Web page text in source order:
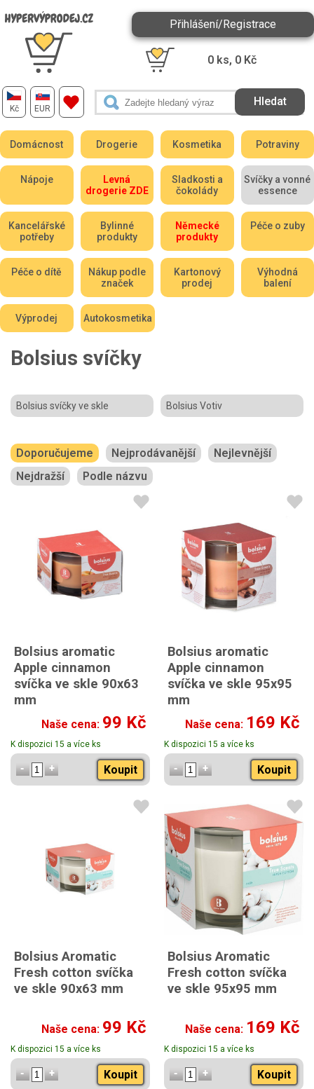
Kč EUR
Přihlášení/Registrace
0 ks, 0 Kč
Domácnost Drogerie Kosmetika Potraviny
Nápoje
Levná
drogerie ZDE
Sladkosti a
čokolády
Svíčky a vonné
essence
Kancelářské
potřeby
Bylinné
produkty
Německé
produkty
Péče o zuby
Péče o dítě
Nákup podle
značek
Kartonový
prodej
Výhodná
balení
Výprodej Autokosmetika
Bolsius svíčky
Bolsius svíčky ve skle Bolsius Votiv
Doporučujeme Nejprodávanější
Nejlevnější
Nejdražší
Podle názvu
Bolsius aromatic
Apple cinnamon
svíčka ve skle 90x63
mm
Naše cena: 99 Kč
K dispozici 15 a více ks
Koupit
Bolsius aromatic
Apple cinnamon
svíčka ve skle 95x95
mm
Naše cena: 169 Kč
K dispozici 15 a více ks
Koupit
Bolsius Aromatic
Fresh cotton svíčka
ve skle 90x63 mm
Naše cena: 99 Kč
K dispozici 15 a více ks
Koupit
Bolsius Aromatic
Fresh cotton svíčka
ve skle 95x95 mm
Naše cena: 169 Kč
K dispozici 15 a více ks
Koupit